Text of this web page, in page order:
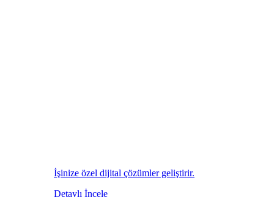
İşinize özel dijital çözümler geliştirir.
Detaylı İncele